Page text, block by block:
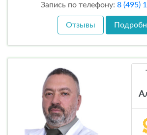
Запись по телефону: 8 (495)
Отзывы